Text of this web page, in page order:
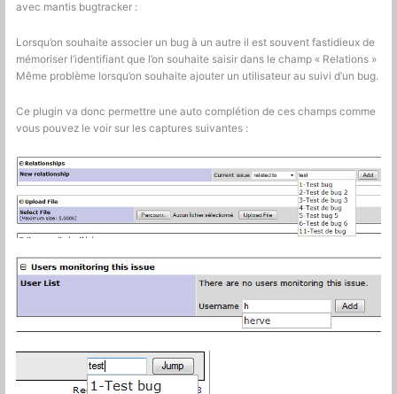
avec mantis bugtracker :
Lorsqu’on souhaite associer un bug à un autre il est souvent fastidieux de
mémoriser l’identifiant que l’on souhaite saisir dans le champ « Relations »
Même problème lorsqu’on souhaite ajouter un utilisateur au suivi d’un bug.
Ce plugin va donc permettre une auto complétion de ces champs comme
vous pouvez le voir sur les captures suivantes :